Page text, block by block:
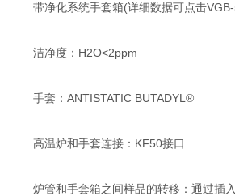
带净化系统手套箱(详细数据可点击VGB-
洁净度：H2O<2ppm
手套：ANTISTATIC BUTADYL®
高温炉和手套连接：KF50接口
炉管和手套箱之间样品的转移：通过插